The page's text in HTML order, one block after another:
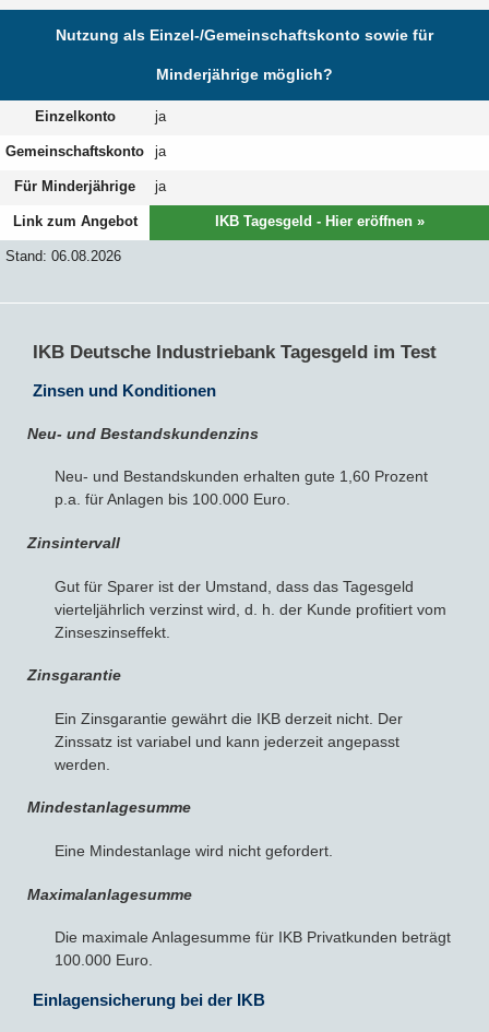
Nutzung als Einzel-/Gemeinschaftskonto sowie für
Minderjährige möglich?
Einzelkonto ja
Gemeinschaftskonto ja
Für Minderjährige ja
Link zum Angebot IKB Tagesgeld - Hier eröffnen »
Stand: 06.08.2026
IKB Deutsche Industriebank Tagesgeld im Test
Zinsen und Konditionen
Neu- und Bestandskundenzins
Neu- und Bestandskunden erhalten gute 1,60 Prozent
p.a. für Anlagen bis 100.000 Euro.
Zinsintervall
Gut für Sparer ist der Umstand, dass das Tagesgeld
vierteljährlich verzinst wird, d. h. der Kunde profitiert vom
Zinseszinseffekt.
Zinsgarantie
Ein Zinsgarantie gewährt die IKB derzeit nicht. Der
Zinssatz ist variabel und kann jederzeit angepasst
werden.
Mindestanlagesumme
Eine Mindestanlage wird nicht gefordert.
Maximalanlagesumme
Die maximale Anlagesumme für IKB Privatkunden beträgt
100.000 Euro.
Einlagensicherung bei der IKB